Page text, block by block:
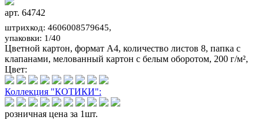
арт. 64742
штрихкод: 4606008579645,
упаковки: 1/40
Цветной картон, формат А4, количество листов 8, папка с
клапанами, мелованный картон с белым оборотом, 200 г/м²,
Цвет:
Коллекция "КОТИКИ":
розничная цена за 1шт.